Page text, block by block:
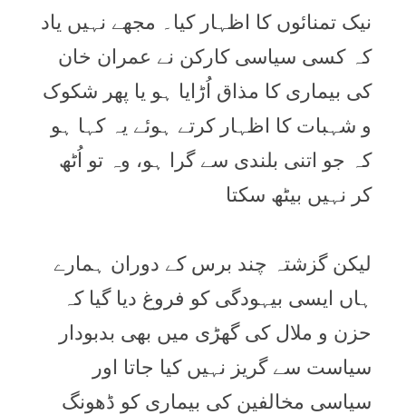
نیک تمنائوں کا اظہار کیا۔ مجھے نہیں یاد
کہ کسی سیاسی کارکن نے عمران خان
کی بیماری کا مذاق اُڑایا ہو یا پھر شکوک
و شہبات کا اظہار کرتے ہوئے یہ کہا ہو
کہ جو اتنی بلندی سے گرا ہو، وہ تو اُٹھ
کر نہیں بیٹھ سکتا
لیکن گزشتہ چند برس کے دوران ہمارے
ہاں ایسی بیہودگی کو فروغ دیا گیا کہ
حزن و ملال کی گھڑی میں بھی بدبودار
سیاست سے گریز نہیں کیا جاتا اور
سیاسی مخالفین کی بیماری کو ڈھونگ